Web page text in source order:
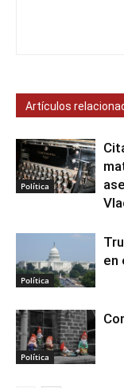
Artículos
Política
Política
en
Política